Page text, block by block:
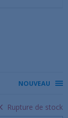
NOUVEAU
Rupture de stock